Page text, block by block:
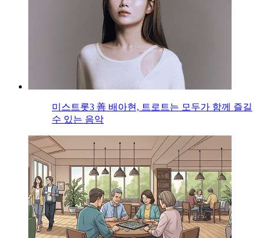
미스트롯3 善 배아현, 트로트는 모두가 함께 즐길
수 있는 음악